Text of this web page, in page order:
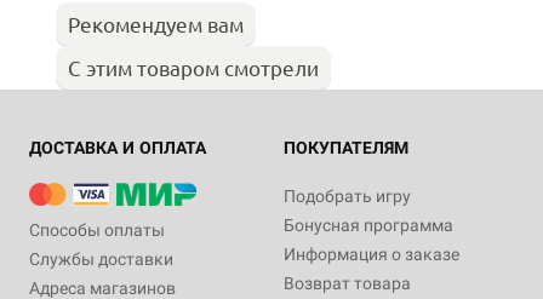
Рекомендуем вам
С этим товаром смотрели
ДОСТАВКА И ОПЛАТА
Способы оплаты
Службы доставки
Адреса магазинов
ПОКУПАТЕЛЯМ
Подобрать игру
Бонусная программа
Информация о заказе
Возврат товара